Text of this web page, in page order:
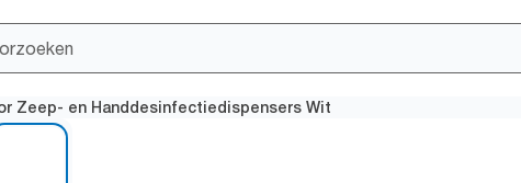
Zeep- en Handdesinfectiedispensers Wit